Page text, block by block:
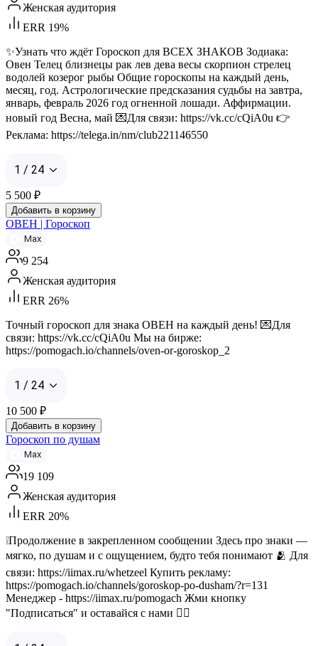
Женская аудитория
ERR 19%
✨Узнать что ждёт Гороскоп для ВСЕХ ЗНАКОВ Зодиака:
Овен Телец близнецы рак лев дева весы скорпион стрелец
водолей козерог рыбы Общие гороскопы на каждый день,
месяц, год. Астрологические предсказания судьбы на завтра,
январь, февраль 2026 год огненной лошади. Аффирмации.
новый год Весна, май 💌Для связи: https://vk.cc/cQiA0u 👉
Реклама: https://telega.in/nm/club221146550
1 / 24
5 500 ₽
Добавить в корзину
ОВЕН | Гороскоп
Max
9 254
Женская аудитория
ERR 26%
Точный гороскоп для знака ОВЕН на каждый день! 💌Для
связи: https://vk.cc/cQiA0u Мы на бирже:
https://pomogach.io/channels/oven-or-goroskop_2
1 / 24
10 500 ₽
Добавить в корзину
Гороскоп по душам
Max
19 109
Женская аудитория
ERR 20%
❕Продолжение в закрепленном сообщении Здесь про знаки —
мягко, по душам и с ощущением, будто тебя понимают 🫂 Для
связи: https://iimax.ru/whetzeel Купить рекламу:
https://pomogach.io/channels/goroskop-po-dusham/?r=131
Менеджер - https://iimax.ru/pomogach Жми кнопку
"Подписаться" и оставайся с нами 👇🏻